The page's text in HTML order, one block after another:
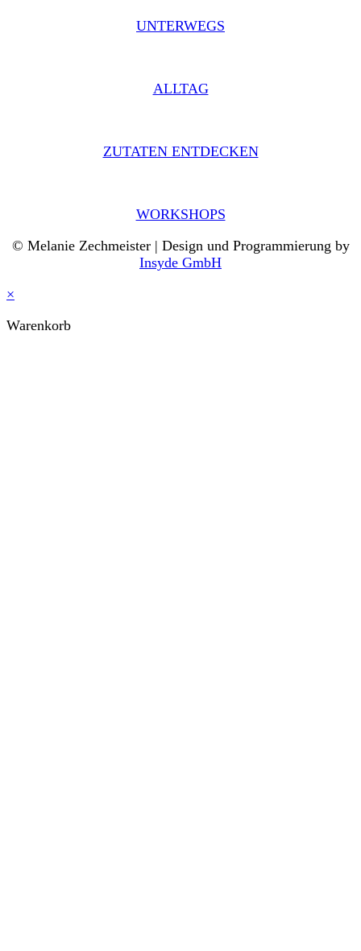
UNTERWEGS
ALLTAG
ZUTATEN ENTDECKEN
WORKSHOPS
© Melanie Zechmeister | Design und Programmierung by
Insyde GmbH
×
Warenkorb